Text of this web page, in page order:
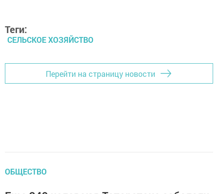
Теги:
СЕЛЬСКОЕ ХОЗЯЙСТВО
Перейти на страницу новости
ОБЩЕСТВО